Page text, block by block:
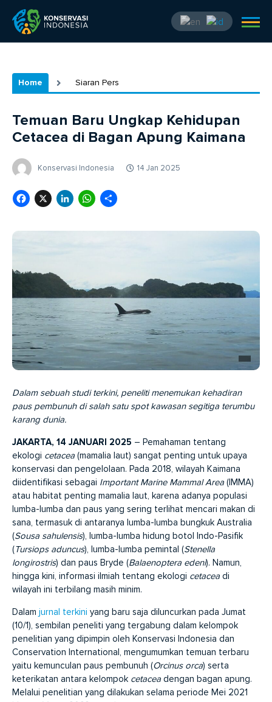
Home Siaran Pers
Temuan Baru Ungkap Kehidupan
Cetacea di Bagan Apung Kaimana
Konservasi Indonesia 14 Jan 2025
Facebook
X LinkedInWhatsApp
Dalam sebuah studi terkini, peneliti menemukan kehadiran
paus pembunuh di salah satu spot kawasan segitiga terumbu
karang dunia.
JAKARTA, 14 JANUARI 2025 – Pemahaman tentang
ekologi cetacea (mamalia laut) sangat penting untuk upaya
konservasi dan pengelolaan. Pada 2018, wilayah Kaimana
diidentifikasi sebagai Important Marine Mammal Area (IMMA)
atau habitat penting mamalia laut, karena adanya populasi
lumba-lumba dan paus yang sering terlihat mencari makan di
sana, termasuk di antaranya lumba-lumba bungkuk Australia
(Sousa sahulensis), lumba-lumba hidung botol Indo-Pasifik
(Tursiops aduncus), lumba-lumba pemintal (Stenella
longirostris) dan paus Bryde (Balaenoptera edeni). Namun,
hingga kini, informasi ilmiah tentang ekologi cetacea di
wilayah ini terbilang masih minim.
Dalam jurnal terkini yang baru saja diluncurkan pada Jumat
(10/1), sembilan peneliti yang tergabung dalam kelompok
penelitian yang dipimpin oleh Konservasi Indonesia dan
Conservation International, mengumumkan temuan terbaru
yaitu kemunculan paus pembunuh (Orcinus orca) serta
keterikatan antara kelompok cetacea dengan bagan apung.
Melalui penelitian yang dilakukan selama periode Mei 2021